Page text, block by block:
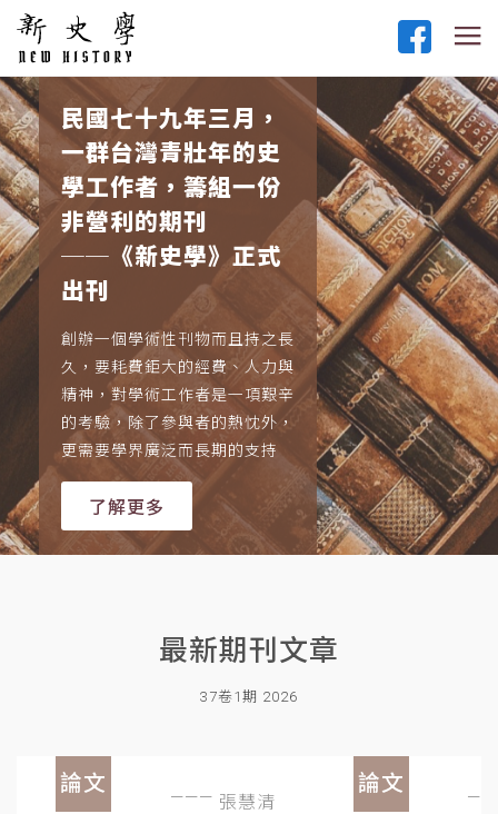
民國七十九年三月，
一群台灣青壯年的史
學工作者，籌組一份
非營利的期刊
──《新史學》正式
出刊
創辦一個學術性刊物而且持之長
久，要耗費鉅大的經費、人力與
精神，對學術工作者是一項艱辛
的考驗，除了參與者的熱忱外，
更需要學界廣泛而長期的支持
了解更多
最新期刊文章
37卷1期 2026
論文
張慧清
論文